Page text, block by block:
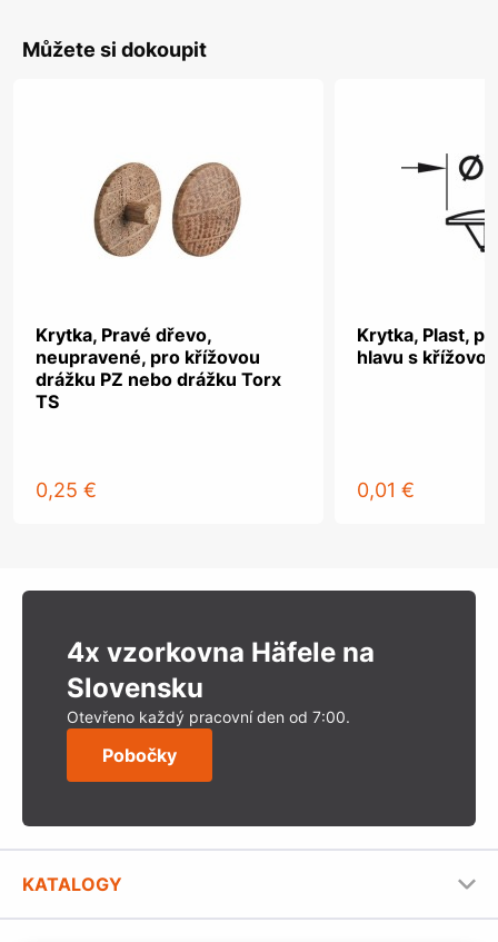
Můžete si dokoupit
Krytka, Pravé dřevo,
neupravené, pro křížovou
drážku PZ nebo drážku Torx
TS
0,25 €
Krytka, Plast,
hlavu s
0,01 €
4x vzorkovna Häfele na
Slovensku
Otevřeno každý pracovní den od 7:00.
Pobočky
KATALOGY